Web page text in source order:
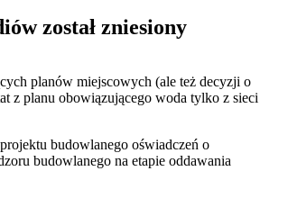
został zniesiony
planów miejscowych (ale też decyzji o
z planu obowiązującego woda tylko z sieci
budowlanego oświadczeń o
budowlanego na etapie oddawania